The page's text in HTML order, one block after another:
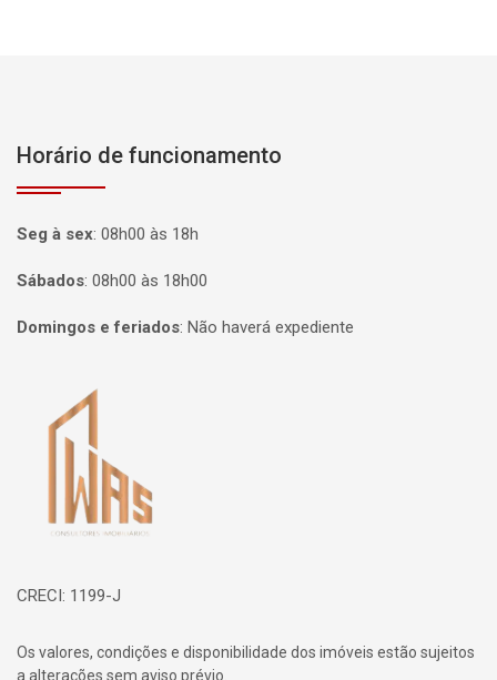
Horário de funcionamento
Seg à sex: 08h00 às 18h
Sábados: 08h00 às 18h00
Domingos e feriados: Não haverá expediente
Página inicial
CRECI: 1199-J
Os valores, condições e disponibilidade dos imóveis estão sujeitos
a alterações sem aviso prévio.